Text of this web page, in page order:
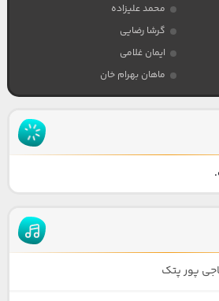
محمد علیزاده
گرشا رضایی
ایمان غلامی
ماهان بهرام خان
پور پتک